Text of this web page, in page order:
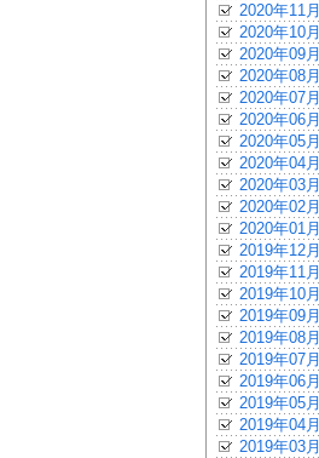
2020年11月
2020年10月
2020年09月
2020年08月
2020年07月
2020年06月
2020年05月
2020年04月
2020年03月
2020年02月
2020年01月
2019年12月
2019年11月
2019年10月
2019年09月
2019年08月
2019年07月
2019年06月
2019年05月
2019年04月
2019年03月